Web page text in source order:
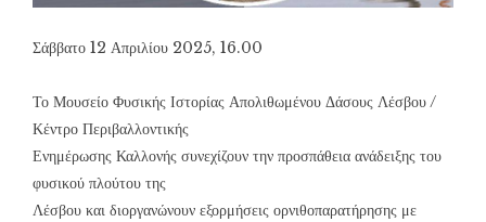
Σάββατο 12 Απριλίου 2025, 16.00
Το Μουσείο Φυσικής Ιστορίας Απολιθωμένου Δάσους Λέσβου /
Κέντρο Περιβαλλοντικής
Ενημέρωσης Καλλονής συνεχίζουν την προσπάθεια ανάδειξης του
φυσικού πλούτου της
Λέσβου και διοργανώνουν εξορμήσεις ορνιθοπαρατήρησης με